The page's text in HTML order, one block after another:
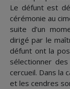
Le défunt est
cérémonie au
suite d’un
dirigé par le
défunt ont la
sélectionner
cercueil. Dans la
et les cendres